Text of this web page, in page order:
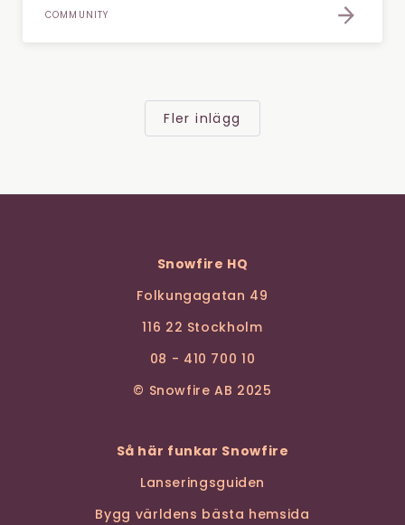
COMMUNITY
Fler inlägg
Snowfire HQ
Folkungagatan 49
116 22 Stockholm
08 - 410 700 10
© Snowfire AB 2025
Så här funkar Snowfire
Lanseringsguiden
Bygg världens bästa hemsida